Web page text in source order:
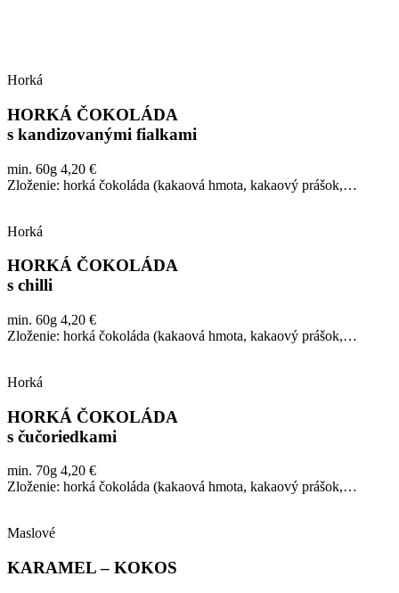
Horká
HORKÁ ČOKOLÁDA
s kandizovanými fialkami
min. 60g 4,20 €
Zloženie: horká čokoláda (kakaová hmota, kakaový prášok,…
Horká
HORKÁ ČOKOLÁDA
s chilli
min. 60g 4,20 €
Zloženie: horká čokoláda (kakaová hmota, kakaový prášok,…
Horká
HORKÁ ČOKOLÁDA
s čučoriedkami
min. 70g 4,20 €
Zloženie: horká čokoláda (kakaová hmota, kakaový prášok,…
Maslové
KARAMEL – KOKOS